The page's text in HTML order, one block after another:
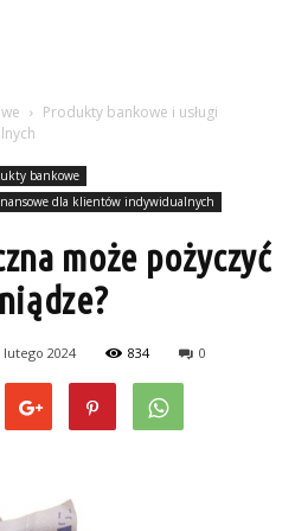
Produkty bankowe i usługi
bankowe
dla klientów indywidualnych
może pożyczyć
lutego 2024 834 0